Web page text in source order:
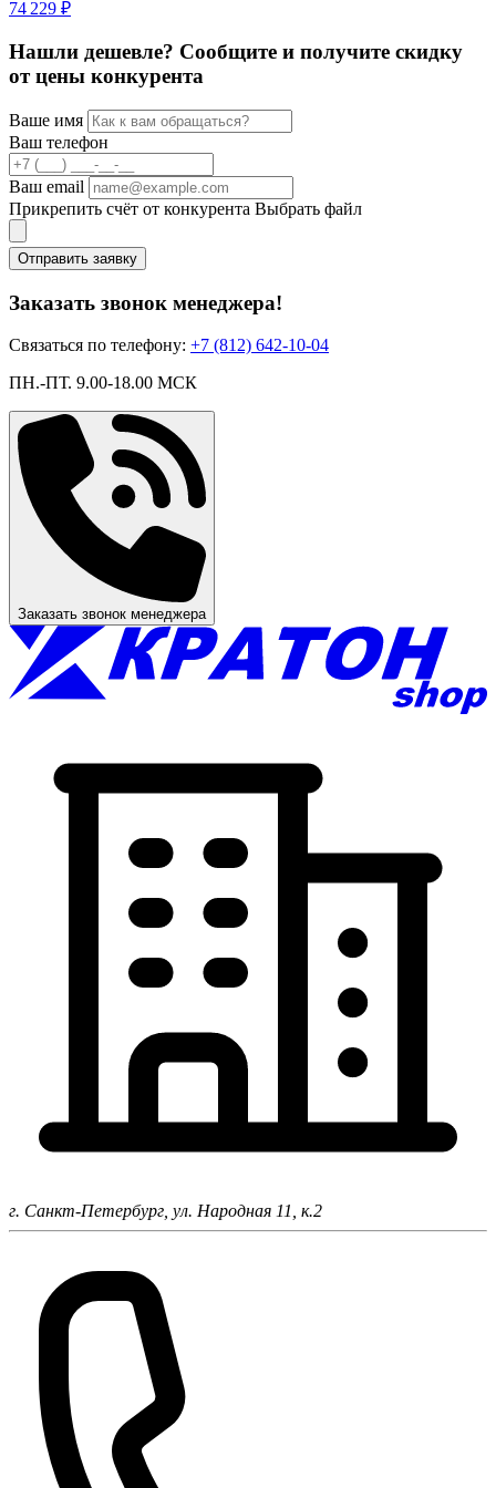
74 229 ₽
Нашли дешевле? Сообщите и получите скидку
от цены конкурента
Ваше имя
Ваш телефон
Ваш email
Прикрепить счёт от конкурента Выбрать файл
Отправить заявку
Заказать звонок менеджера!
Связаться по телефону: +7 (812) 642-10-04
ПН.-ПТ. 9.00-18.00 МСК
Заказать звонок менеджера
г. Санкт-Петербург, ул. Народная 11, к.2